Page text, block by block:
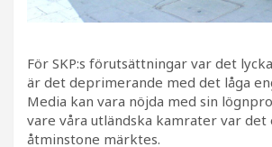
För SKP:s förutsättningar var det
är det deprimerande med det låga
Media kan vara nöjda med sin
vare våra utländska kamrater var det
åtminstone märktes.